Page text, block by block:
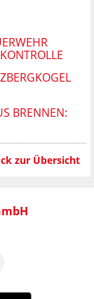
BRENNEN:
zur Übersicht